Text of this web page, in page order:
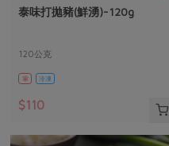
泰味打拋豬(鮮湧)-120g
120公克
葷 冷凍
$110